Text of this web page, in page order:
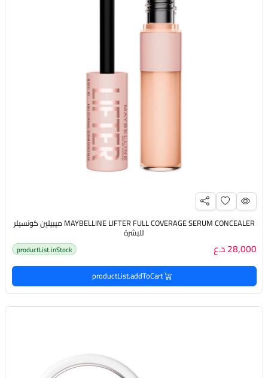
MAYBELLINE LIFTER FULL COVERAGE SERUM CONCEALER ميبيلين كونسيلر
للبشرة
28,000 د.ع productList.inStock
productList.addToCart